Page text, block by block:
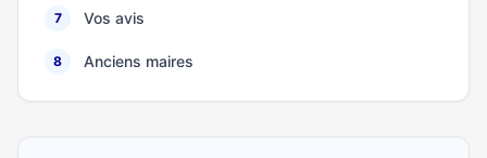
7 Vos avis
8 Anciens maires